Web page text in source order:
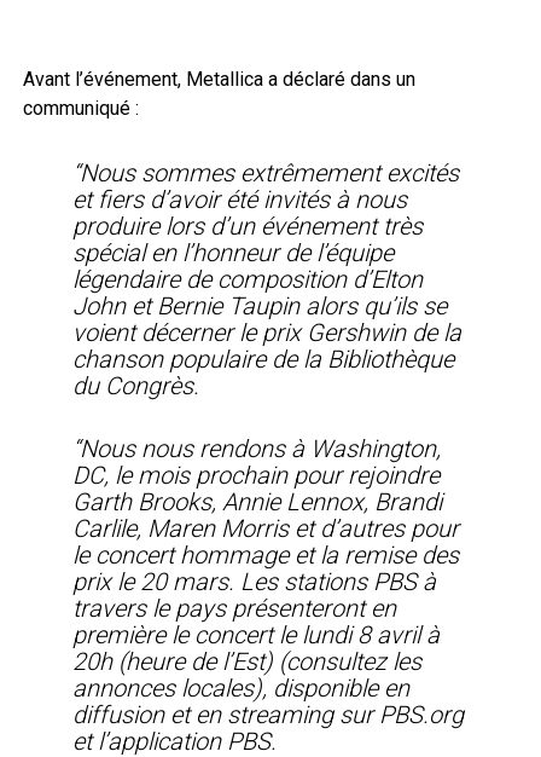
Avant l’événement, Metallica a déclaré dans un
communiqué :
“Nous sommes extrêmement excités
et fiers d’avoir été invités à nous
produire lors d’un événement très
spécial en l’honneur de l’équipe
légendaire de composition d’Elton
John et Bernie Taupin alors qu’ils se
voient décerner le prix Gershwin de la
chanson populaire de la Bibliothèque
du Congrès.
“Nous nous rendons à Washington,
DC, le mois prochain pour rejoindre
Garth Brooks, Annie Lennox, Brandi
Carlile, Maren Morris et d’autres pour
le concert hommage et la remise des
prix le 20 mars. Les stations PBS à
travers le pays présenteront en
première le concert le lundi 8 avril à
20h (heure de l’Est) (consultez les
annonces locales), disponible en
diffusion et en streaming sur PBS.org
et l’application PBS.